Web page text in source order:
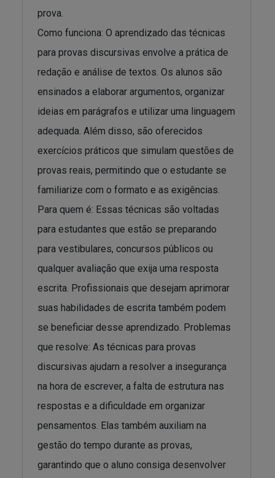
prova.
Como funciona: O aprendizado das técnicas
para provas discursivas envolve a prática de
redação e análise de textos. Os alunos são
ensinados a elaborar argumentos, organizar
ideias em parágrafos e utilizar uma linguagem
adequada. Além disso, são oferecidos
exercícios práticos que simulam questões de
provas reais, permitindo que o estudante se
familiarize com o formato e as exigências.
Para quem é: Essas técnicas são voltadas
para estudantes que estão se preparando
para vestibulares, concursos públicos ou
qualquer avaliação que exija uma resposta
escrita. Profissionais que desejam aprimorar
suas habilidades de escrita também podem
se beneficiar desse aprendizado. Problemas
que resolve: As técnicas para provas
discursivas ajudam a resolver a insegurança
na hora de escrever, a falta de estrutura nas
respostas e a dificuldade em organizar
pensamentos. Elas também auxiliam na
gestão do tempo durante as provas,
garantindo que o aluno consiga desenvolver